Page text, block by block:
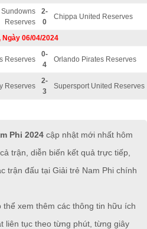
Reserves
2-
0
Chippa United Reserves
Ngày 06/04/2024
Reserves
0-
4
Orlando Pirates Reserves
Reserves
2-
3
Supersport United Reserves
Phi 2024 cập nhật mới nhất hôm
trận, diễn biến kết quả trực tiếp,
trận đấu tại Giải trẻ Nam Phi chính
thể xem thêm các thông tin hữu ích
liên tục theo từng phút, từng giây